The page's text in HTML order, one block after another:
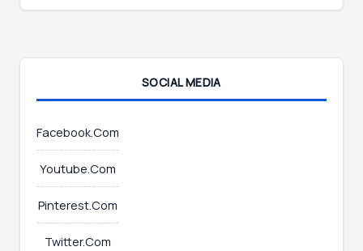
SOCIAL MEDIA
Facebook.Com
Youtube.Com
Pinterest.Com
Twitter.Com